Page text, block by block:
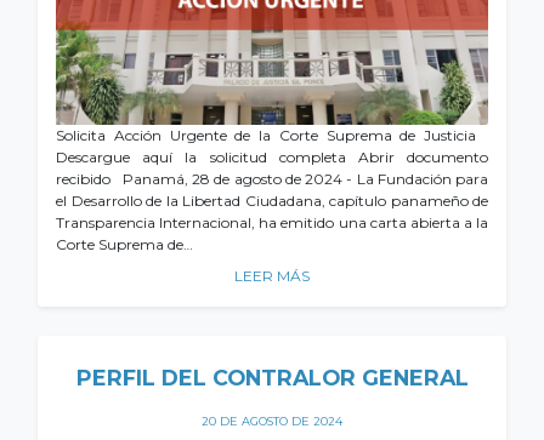
Solicita Acción Urgente de la Corte Suprema de Justicia
Descargue aquí la solicitud completa Abrir documento
recibido Panamá, 28 de agosto de 2024 - La Fundación para
el Desarrollo de la Libertad Ciudadana, capítulo panameño de
Transparencia Internacional, ha emitido una carta abierta a la
Corte Suprema de…
LEER MÁS
PERFIL DEL CONTRALOR GENERAL
20 DE AGOSTO DE 2024